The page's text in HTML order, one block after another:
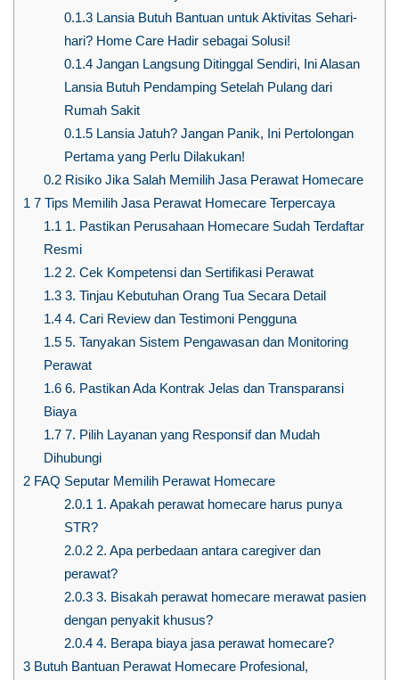
0.1.3Lansia Butuh Bantuan untuk Aktivitas Sehari-
hari? Home Care Hadir sebagai Solusi!
0.1.4Jangan Langsung Ditinggal Sendiri, Ini Alasan
Lansia Butuh Pendamping Setelah Pulang dari
Rumah Sakit
0.1.5Lansia Jatuh? Jangan Panik, Ini Pertolongan
Pertama yang Perlu Dilakukan!
0.2Risiko Jika Salah Memilih Jasa Perawat Homecare
1 7 Tips Memilih Jasa Perawat Homecare Terpercaya
1.1 1. Pastikan Perusahaan Homecare Sudah Terdaftar
Resmi
1.22. Cek Kompetensi dan Sertifikasi Perawat
1.33. Tinjau Kebutuhan Orang Tua Secara Detail
1.44. Cari Review dan Testimoni Pengguna
1.55. Tanyakan Sistem Pengawasan dan Monitoring
Perawat
1.66. Pastikan Ada Kontrak Jelas dan Transparansi
Biaya
1.77. Pilih Layanan yang Responsif dan Mudah
Dihubungi
2 FAQ Seputar Memilih Perawat Homecare
2.0.1 1. Apakah perawat homecare harus punya
STR?
2.0.22. Apa perbedaan antara caregiver dan
perawat?
2.0.33. Bisakah perawat homecare merawat pasien
dengan penyakit khusus?
2.0.44. Berapa biaya jasa perawat homecare?
3 Butuh Bantuan Perawat Homecare Profesional,